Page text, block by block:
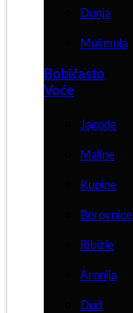
Dunja
Mušmula
Bobičasto
Voće
Jagode
Maline
Kupine
Borovnice
Ribizle
Aronija
Dud